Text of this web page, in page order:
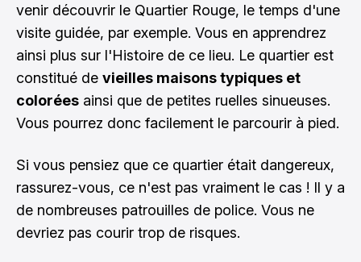
venir découvrir le Quartier Rouge, le temps d'une
visite guidée, par exemple. Vous en apprendrez
ainsi plus sur l'Histoire de ce lieu. Le quartier est
constitué de vieilles maisons typiques et
colorées ainsi que de petites ruelles sinueuses.
Vous pourrez donc facilement le parcourir à pied.
Si vous pensiez que ce quartier était dangereux,
rassurez-vous, ce n'est pas vraiment le cas ! Il y a
de nombreuses patrouilles de police. Vous ne
devriez pas courir trop de risques.